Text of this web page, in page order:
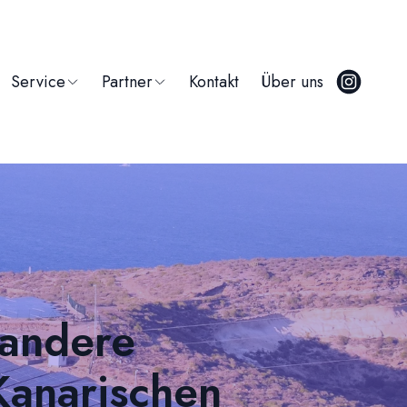
Service Partner Kontakt Über uns